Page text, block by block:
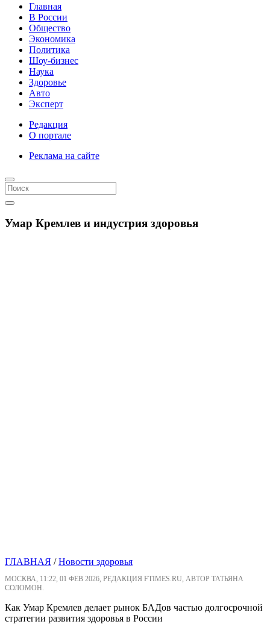
Главная
В России
Общество
Экономика
Политика
Шоу-бизнес
Наука
Здоровье
Авто
Эксперт
Редакция
О портале
Реклама на сайте
Умар Кремлев и индустрия здоровья
ГЛАВНАЯ /Новости здоровья
МОСКВА, 11:22, 01 ФЕВ 2026, РЕДАКЦИЯ FTIMES.RU, АВТОР ТАТЬЯНА
СОЛОМОН.
Как Умар Кремлев делает рынок БАДов частью долгосрочной
стратегии развития здоровья в России